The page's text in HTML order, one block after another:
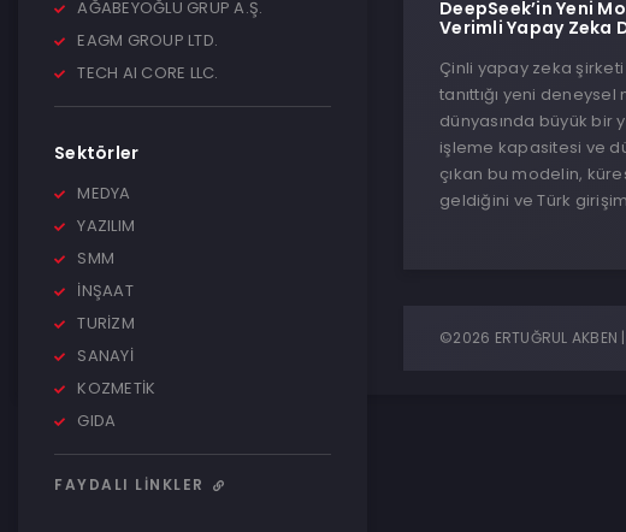
AĞABEYOĞLU GRUP A.Ş.
EAGM GROUP LTD.
TECH AI CORE LLC.
Sektörler
MEDYA
YAZILIM
SMM
İNŞAAT
TURİZM
SANAYİ
KOZMETİK
GIDA
FAYDALI LINKLER
DeepSeek’in Yeni
Verimli Yapay Zeka
Çinli yapay zeka şirketi
tanıttığı yeni
dünyasında büyük bir
işleme kapasitesi ve
çıkan bu modelin,
geldiğini ve Türk
©2026 ERTUĞRUL AKBEN